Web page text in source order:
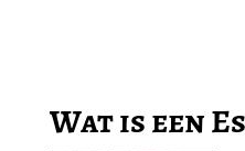
Wat is een